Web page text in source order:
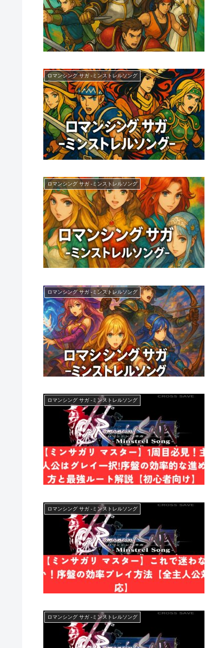
ロマンシング サガ -ミンストレルソング
ロマンシング サガ -ミンストレルソング
ロマンシング サガ -ミンストレルソング
ロマンシング サガ -ミンストレルソング
ロマンシング サガ -ミンストレルソング
ロマンシング サガ -ミンストレルソング